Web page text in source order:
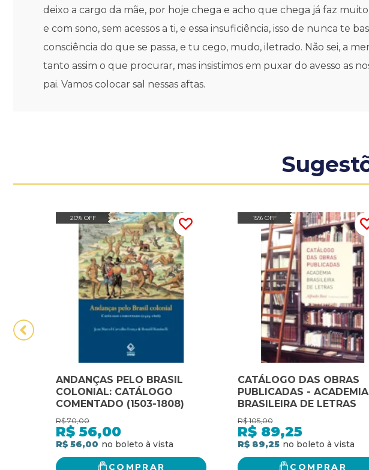
deixo a cargo da mãe, por hoje chega e acho que chega já faz
e com sono, sem acessos a ti, e essa insuficiência, isso de nunca te
consciência do que se passa, e tu cego, mudo, iletrado. Não sei, a
tanto assim o que procurar, mas insistimos em puxar do avesso as
pai. Vamos colocar sal nessas aftas.
20% OFF
ANDANÇAS PELO BRASIL
COLONIAL: CATÁLOGO
COMENTADO (1503-1808)
R$ 70,00
R$ 56,00
R$ 56,00
COMPRAR
15% OFF
CATÁLOGO DAS OBRAS
PUBLICADAS - ACADEMIA
BRASILEIRA DE LETRAS
R$ 105,00
R$ 89,25
R$ 89,25
COMPRAR